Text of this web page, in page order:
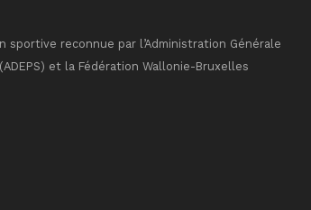
sportive reconnue par l’Administration Générale
et la Fédération Wallonie-Bruxelles